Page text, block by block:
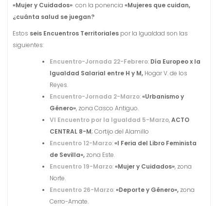
«Mujer y Cuidados» con la ponencia «Mujeres que cuidan,
¿cuánta salud se juegan?
Estos seis Encuentros Territoriales por la Igualdad son las
siguientes:
Encuentro-Jornada 22-Febrero: Día Europeo x la
Igualdad Salarial entre H y M, Hogar V. de los
Reyes.
Encuentro-Jornada 2-Marzo:«Urbanismo y
Género», zona Casco Antiguo.
VI Encuentro por la Igualdad 5-Marzo,ACTO
CENTRAL 8-M; Cortijo del Alamillo
Encuentro 12-Marzo:«I Feria del Libro Feminista
de Sevilla», zona Este.
Encuentro 19-Marzo:«Mujer y Cuidados», zona
Norte.
Encuentro 26-Marzo:«Deporte y Género», zona
Cerro-Amate.